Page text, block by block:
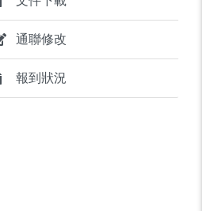
通聯修改
報到狀況